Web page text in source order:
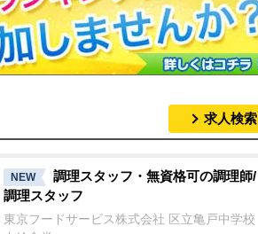
求人検索
NEW
調理スタッフ・無資格可の調理師/
調理スタッフ
東京フードサービス株式会社 区立亀戸中学校